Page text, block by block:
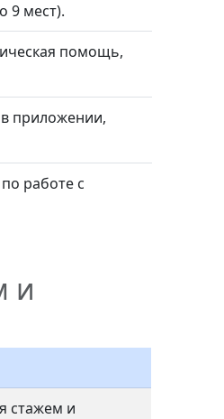
9 мест).
помощь,
приложении,
работе с
и
стажем и